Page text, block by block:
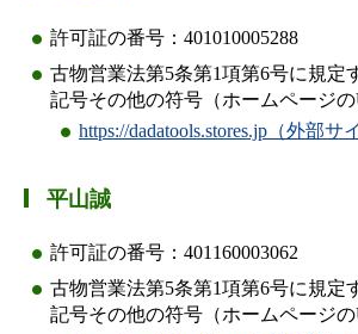
許可証の番号：401010005288
古物営業法第5条第1項第6号に規定
記号その他の符号（ホームページの
https://dadatools.stores.jp（外部サ
平山誠
許可証の番号：401160003062
古物営業法第5条第1項第6号に規定
記号その他の符号（ホームページの